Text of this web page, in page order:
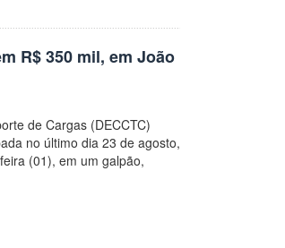
R$ 350 mil, em João
de Cargas (DECCTC)
no último dia 23 de agosto,
(01), em um galpão,